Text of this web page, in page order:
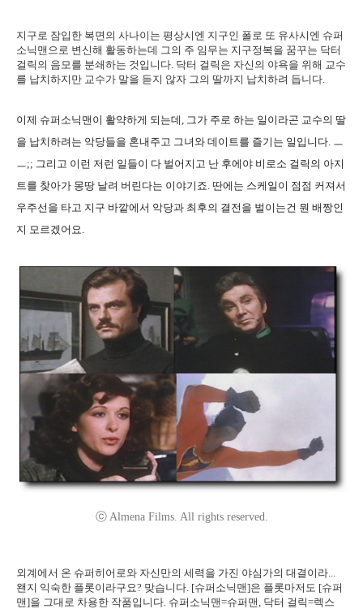
지구로 잠입한 복면의 사나이는 평상시엔 지구인 폴로 또 유사시엔 슈퍼
소닉맨으로 변신해 활동하는데 그의 주 임무는 지구정복을 꿈꾸는 닥터
걸릭의 음모를 분쇄하는 것입니다. 닥터 걸릭은 자신의 야욕을 위해 교수
를 납치하지만 교수가 말을 듣지 않자 그의 딸까지 납치하려 듭니다.
이제 슈퍼소닉맨이 활약하게 되는데, 그가 주로 하는 일이라곤 교수의 딸
을 납치하려는 악당들을 혼내주고 그녀와 데이트를 즐기는 일입니다. ㅡ
ㅡ;; 그리고 이런 저런 일들이 다 벌어지고 난 후에야 비로소 걸릭의 아지
트를 찾아가 몽땅 날려 버린다는 이야기죠. 딴에는 스케일이 점점 커져서
우주선을 타고 지구 바깥에서 악당과 최후의 결전을 벌이는건 뭔 배짱인
지 모르겠어요.
ⓒ Almena Films. All rights reserved.
외계에서 온 슈퍼히어로와 자신만의 세력을 가진 야심가의 대결이라...
왠지 익숙한 플롯이라구요? 맞습니다. [슈퍼소닉맨]은 플롯마저도 [슈퍼
맨]을 그대로 차용한 작품입니다. 슈퍼소닉맨=슈퍼맨, 닥터 걸릭=렉스